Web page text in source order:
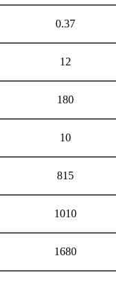
0.37
12
180
10
815
1010
1680